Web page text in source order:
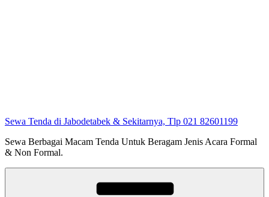
Sewa Tenda di Jabodetabek & Sekitarnya, Tlp 021 82601199
Sewa Berbagai Macam Tenda Untuk Beragam Jenis Acara Formal
& Non Formal.